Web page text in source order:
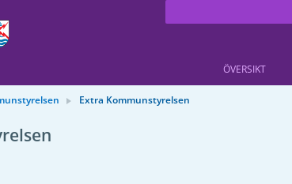
ÖVERSIKT
Extra Kommunstyrelsen